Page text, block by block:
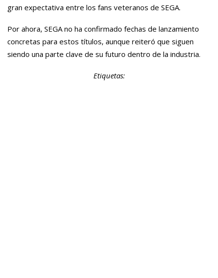
gran expectativa entre los fans veteranos de SEGA.
Por ahora, SEGA no ha confirmado fechas de lanzamiento
concretas para estos títulos, aunque reiteró que siguen
siendo una parte clave de su futuro dentro de la industria.
Etiquetas: